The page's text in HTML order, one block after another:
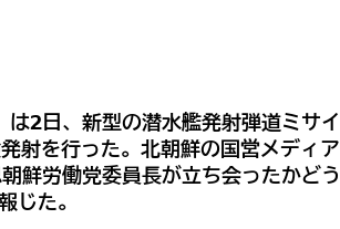
2日、新型の潜水艦発射弾道ミサイ
射を行った。北朝鮮の国営メディア
鮮労働党委員長が立ち会ったかどう
じた。